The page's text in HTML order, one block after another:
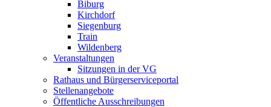
Biburg
Kirchdorf
Siegenburg
Train
Wildenberg
Veranstaltungen
Sitzungen in der VG
Rathaus und Bürgerserviceportal
Stellenangebote
Öffentliche Ausschreibungen